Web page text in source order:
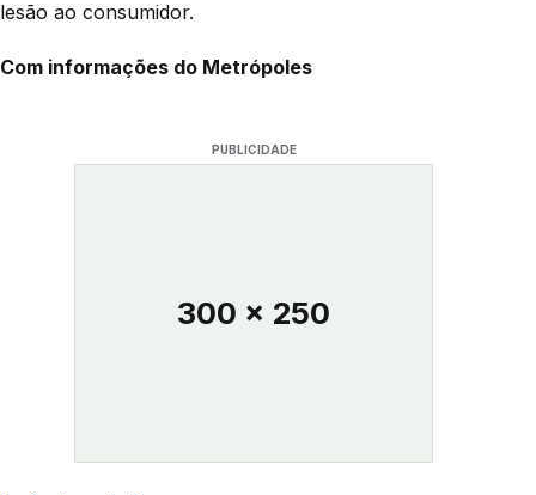
lesão ao consumidor.
Com informações do Metrópoles
PUBLICIDADE
300 x 250